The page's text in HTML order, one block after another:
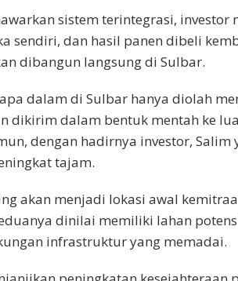
sistem terintegrasi,
sendiri, dan hasil panen dibeli
dibangun langsung di Sulbar.
dalam di Sulbar hanya diolah
dikirim dalam bentuk mentah ke
dengan hadirnya investor,
tajam.
akan menjadi lokasi awal
dinilai memiliki lahan
infrastruktur yang memadai.